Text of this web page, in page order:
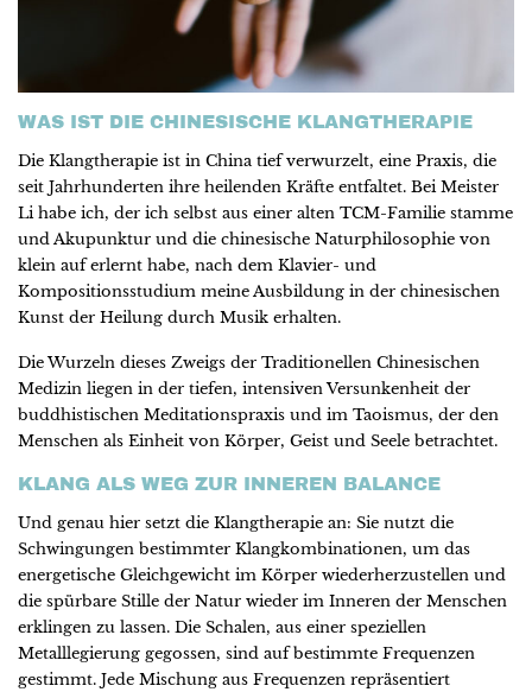
WAS IST DIE CHINESISCHE KLANGTHERAPIE
Die Klangtherapie ist in China tief verwurzelt, eine Praxis, die
seit Jahrhunderten ihre heilenden Kräfte entfaltet. Bei Meister
Li habe ich, der ich selbst aus einer alten TCM-Familie stamme
und Akupunktur und die chinesische Naturphilosophie von
klein auf erlernt habe, nach dem Klavier- und
Kompositionsstudium meine Ausbildung in der chinesischen
Kunst der Heilung durch Musik erhalten.
Die Wurzeln dieses Zweigs der Traditionellen Chinesischen
Medizin liegen in der tiefen, intensiven Versunkenheit der
buddhistischen Meditationspraxis und im Taoismus, der den
Menschen als Einheit von Körper, Geist und Seele betrachtet.
KLANG ALS WEG ZUR INNEREN BALANCE
Und genau hier setzt die Klangtherapie an: Sie nutzt die
Schwingungen bestimmter Klangkombinationen, um das
energetische Gleichgewicht im Körper wiederherzustellen und
die spürbare Stille der Natur wieder im Inneren der Menschen
erklingen zu lassen. Die Schalen, aus einer speziellen
Metalllegierung gegossen, sind auf bestimmte Frequenzen
gestimmt. Jede Mischung aus Frequenzen repräsentiert